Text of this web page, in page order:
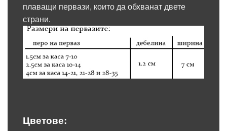
плаващи первази, които да обхванат двете
страни.
Цветове: